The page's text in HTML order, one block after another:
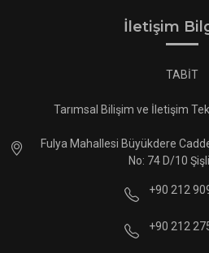
İletişim
TABİT
Tarımsal Bilişim ve İletişim
Fulya Mahallesi Büyükdere
No: 74 D/10
+90 212
+90 212